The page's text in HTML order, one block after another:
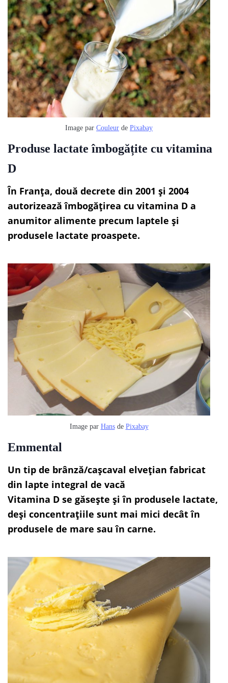
Image par Couleur de Pixabay
Produse lactate îmbogățite cu vitamina
D
În Franța, două decrete din 2001 și 2004
autorizează îmbogățirea cu vitamina D a
anumitor alimente precum laptele și
produsele lactate proaspete.
Image par Hansde Pixabay
Emmental
Un tip de brânză/cașcaval elvețian fabricat
din lapte integral de vacă
Vitamina D se găsește și în produsele lactate,
deși concentrațiile sunt mai mici decât în
produsele de mare sau în carne.